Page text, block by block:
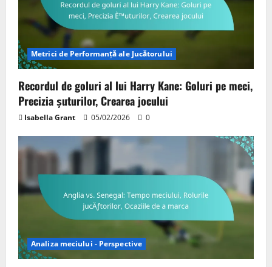
Metrici de Performanță ale Jucătorului
Recordul de goluri al lui Harry Kane: Goluri pe meci,
Precizia șuturilor, Crearea jocului
Isabella Grant 05/02/2026 0
Analiza meciului - Perspective